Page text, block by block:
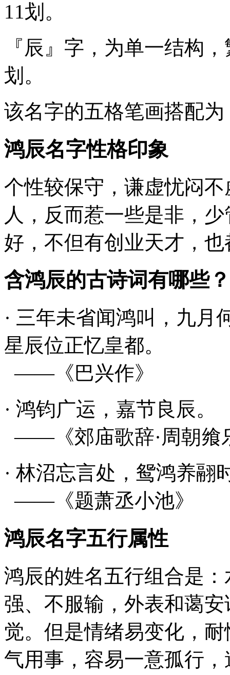
11划。
『辰』 字，为单一结构
划。
该名字的五格笔画搭配为
鸿辰名字性格印象
个性较保守，谦虚忧闷
人，反而惹一些是非，
好，不但有创业天才，
含鸿辰的古诗词有哪些？
· 三年未省闻鸿叫，九月
星辰位正忆皇都。
——《巴兴作》
· 鸿钧广运，嘉节良 辰。
——《郊庙歌辞·周朝飨
· 林沼忘言处，鸳鸿养翮
——《题萧丞小池》
鸿辰名字五行属性
鸿辰的姓名五行组合是：
强、不服输，外表和蔼
觉。但是情绪易变化，
气用事，容易一意孤行